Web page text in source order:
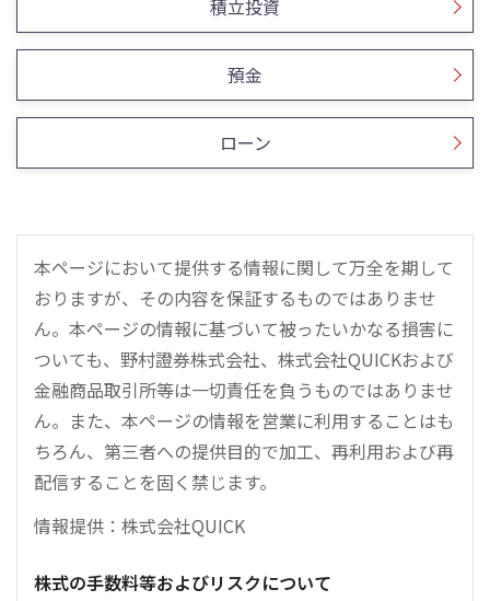
積立投資
預金
ローン
本ページにおいて提供する情報に関して万全を期して
おりますが、その内容を保証するものではありませ
ん。本ページの情報に基づいて被ったいかなる損害に
ついても、野村證券株式会社、株式会社QUICKおよび
金融商品取引所等は一切責任を負うものではありませ
ん。また、本ページの情報を営業に利用することはも
ちろん、第三者への提供目的で加工、再利用および再
配信することを固く禁じます。
情報提供：株式会社QUICK
株式の手数料等およびリスクについて